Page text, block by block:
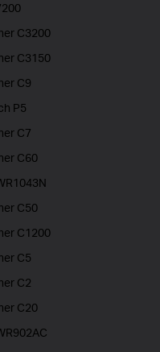
C3200
C3150
C9
P5
C7
C60
C50
C1200
C5
C2
C20